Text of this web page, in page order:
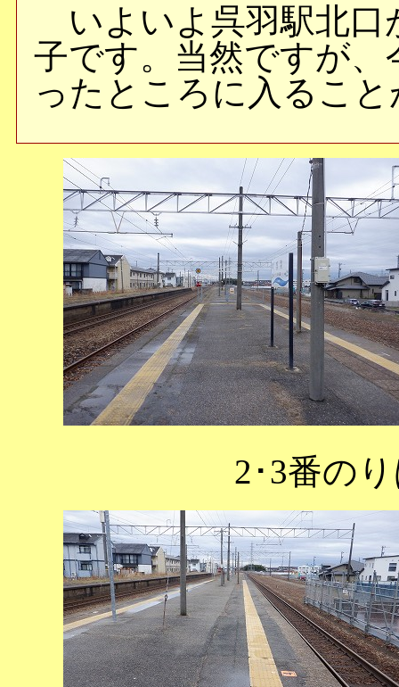
いよいよ呉羽駅北口
子です。当然ですが
ったところに入るこ
2･3番の